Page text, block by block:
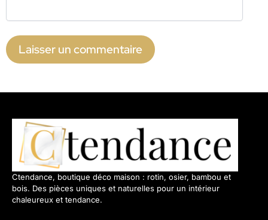
Ctendance, boutique déco maison : rotin, osier, bambou et
bois. Des pièces uniques et naturelles pour un intérieur
chaleureux et tendance.